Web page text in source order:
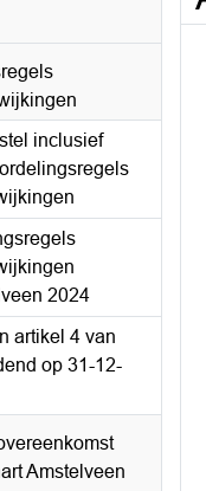
inclusief
2024
artikel 4 van
op 31-12-
Amstelveen